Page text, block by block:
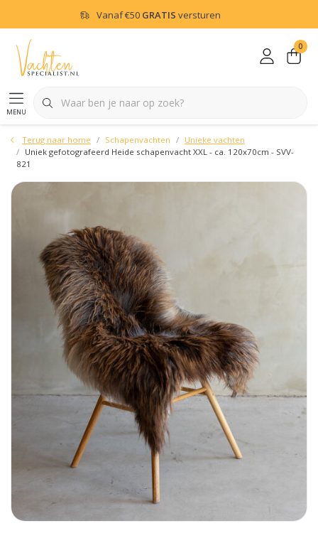
Vanaf€50 GRATIS versturen
menu
0
Terug naar home Schapenvachten
Unieke vachten
Uniek gefotografeerd Heide schapenvacht XXL - ca. 120x70cm - SVV-
821